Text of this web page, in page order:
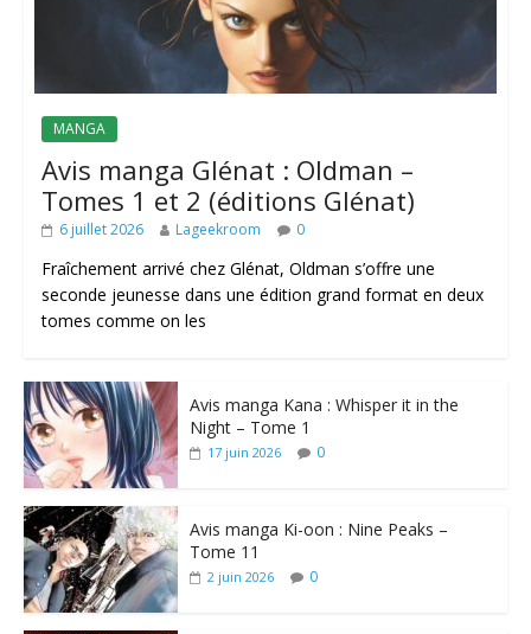
MANGA
Avis manga Glénat : Oldman –
Tomes 1 et 2 (éditions Glénat)
6 juillet 2026 Lageekroom 0
Fraîchement arrivé chez Glénat, Oldman s’offre une
seconde jeunesse dans une édition grand format en deux
tomes comme on les
Avis manga Kana : Whisper it in the
Night – Tome 1
17 juin 2026 0
Avis manga Ki-oon : Nine Peaks –
Tome 11
2 juin 2026 0